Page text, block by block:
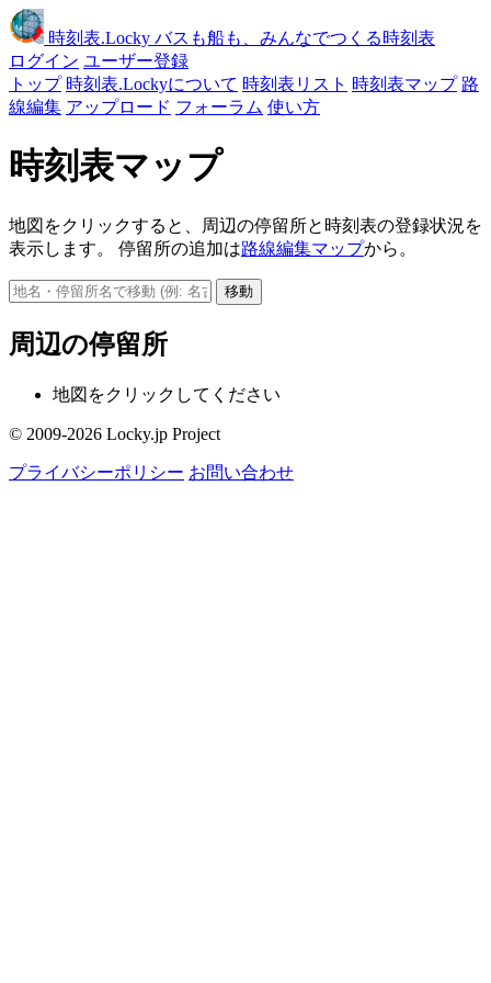
時刻表.Locky バスも船も、みんなでつくる時刻表
ログイン ユーザー登録
トップ 時刻表.Lockyについて 時刻表リスト 時刻表マップ 路
線編集 アップロード フォーラム 使い方
時刻表マップ
地図をクリックすると、周辺の停留所と時刻表の登録状況を
表示します。 停留所の追加は路線編集マップから。
移動
周辺の停留所
地図をクリックしてください
© 2009-2026 Locky.jp Project
プライバシーポリシー お問い合わせ